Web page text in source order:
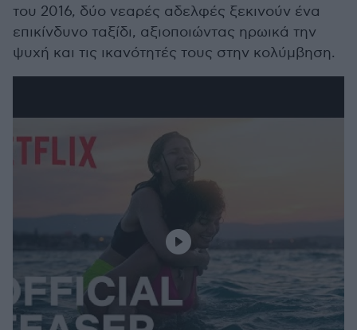
του 2016, δύο νεαρές αδελφές ξεκινούν ένα
επικίνδυνο ταξίδι, αξιοποιώντας ηρωικά την
ψυχή και τις ικανότητές τους στην κολύμβηση.